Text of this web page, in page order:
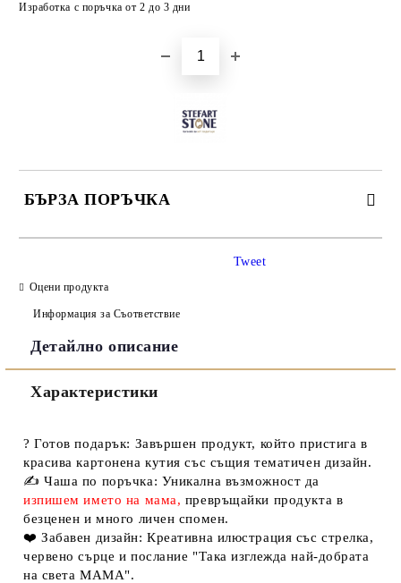
Изработка с поръчка от 2 до 3 дни
БЪРЗА ПОРЪЧКА
Ние ще се свържем с вас в рамките на работния ден.
Tweet
Оцени продукта
Информация за Съответствие
Детайлно описание
Характеристики
?Готов подарък: Завършен продукт, който пристига в
красива картонена кутия със същия тематичен дизайн.
✍️Чаша по поръчка: Уникална възможност да
изпишем името на мама, превръщайки продукта в
безценен и много личен спомен.
❤️Забавен дизайн: Креативна илюстрация със стрелка,
червено сърце и послание "Така изглежда най-добрата
на света МАМА".